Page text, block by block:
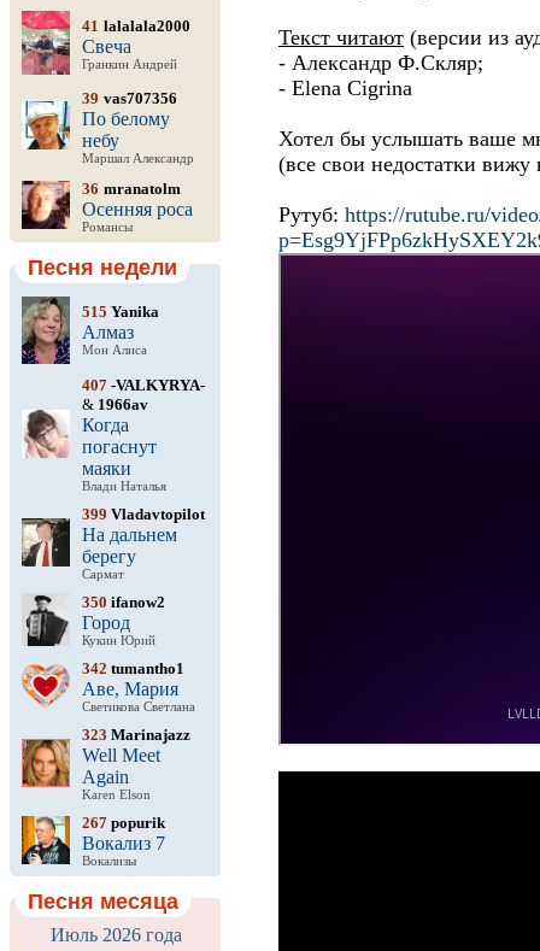
41 lalalala2000
Свеча
Гранкин Андрей
39 vas707356
По белому
небу
Маршал Александр
36 mranatolm
Осенняя роса
Романсы
Песня недели
515 Yanika
Алмаз
Мон Алиса
407 -VALKYRYA-
& 1966av
Когда
погаснут
маяки
Влади Наталья
399 Vladavtopilot
На дальнем
берегу
Сармат
350 ifanow2
Город
Кукин Юрий
342 tumantho1
Аве, Мария
Светикова Светлана
323 Marinajazz
Well Meet
Again
Karen Elson
267 popurik
Вокализ 7
Вокализы
Песня месяца
Июль 2026 года
Текст читают (версии из
- Александр Ф.Скляр;
- Elena Cigrina
Хотел бы услышать ваше
(все свои недостатки вижу
Рутуб: https://rutube.ru/